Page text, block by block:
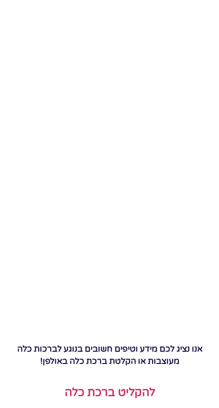
אנו נציג לכם מידע וטיפים חשובים בנוגע לברכות כלה
מעוצבות או הקלטת ברכת כלה באולפן!
להקליט ברכת כלה